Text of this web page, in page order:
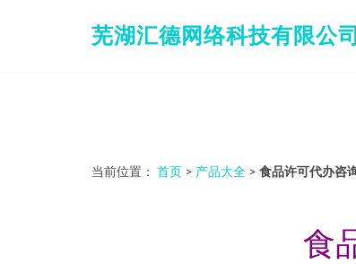
芜湖汇德网络科技有限公司
当前位置： 首页 > 产品大全 > 食品许可代办咨
食